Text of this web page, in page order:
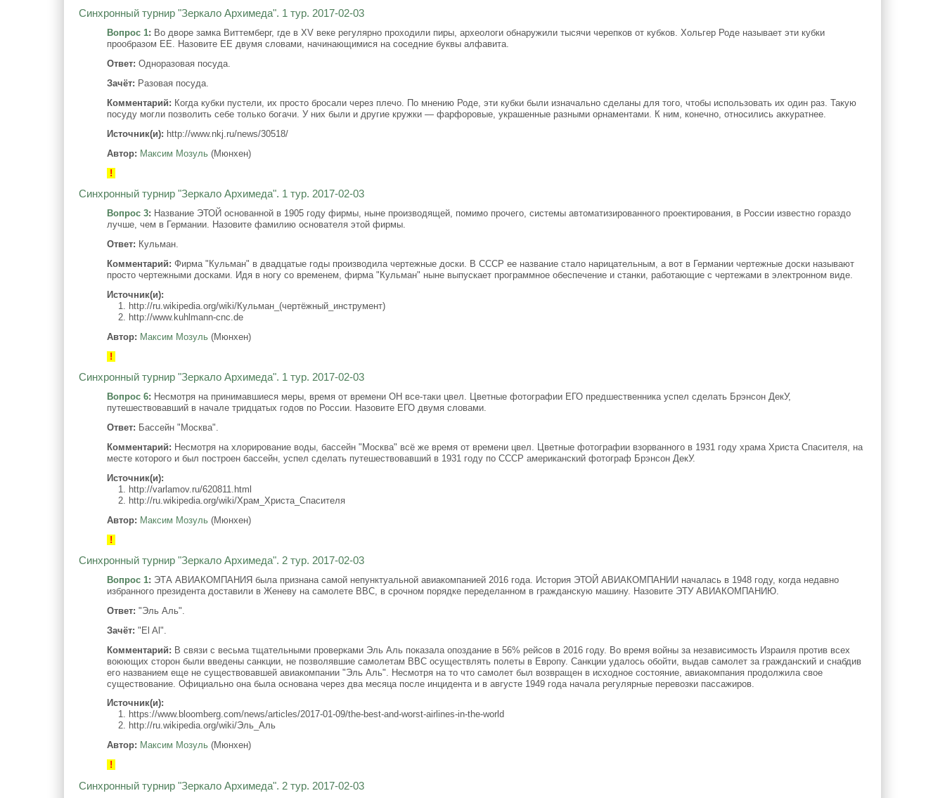
Синхронный турнир "Зеркало Архимеда". 1 тур. 2017-02-03
Вопрос 1: Во дворе замка Виттемберг, где в XV веке регулярно проходили пиры, археологи обнаружили тысячи черепков от кубков. Хольгер Роде называет эти кубки
прообразом ЕЕ. Назовите ЕЕ двумя словами, начинающимися на соседние буквы алфавита.
Ответ: Одноразовая посуда.
Зачёт: Разовая посуда.
Комментарий: Когда кубки пустели, их просто бросали через плечо. По мнению Роде, эти кубки были изначально сделаны для того, чтобы использовать их один раз. Такую
посуду могли позволить себе только богачи. У них были и другие кружки — фарфоровые, украшенные разными орнаментами. К ним, конечно, относились аккуратнее.
Источник(и): http://www.nkj.ru/news/30518/
Автор: Максим Мозуль (Мюнхен)
!
Синхронный турнир "Зеркало Архимеда". 1 тур. 2017-02-03
Вопрос 3: Название ЭТОЙ основанной в 1905 году фирмы, ныне производящей, помимо прочего, системы автоматизированного проектирования, в России известно гораздо
лучше, чем в Германии. Назовите фамилию основателя этой фирмы.
Ответ: Кульман.
Комментарий: Фирма "Кульман" в двадцатые годы производила чертежные доски. В СССР ее название стало нарицательным, а вот в Германии чертежные доски называют
просто чертежными досками. Идя в ногу со временем, фирма "Кульман" ныне выпускает программное обеспечение и станки, работающие с чертежами в электронном виде.
Источник(и):
1. http://ru.wikipedia.org/wiki/Кульман_(чертёжный_инструмент)
2. http://www.kuhlmann-cnc.de
Автор: Максим Мозуль (Мюнхен)
!
Синхронный турнир "Зеркало Архимеда". 1 тур. 2017-02-03
Вопрос 6: Несмотря на принимавшиеся меры, время от времени ОН все-таки цвел. Цветные фотографии ЕГО предшественника успел сделать Брэнсон ДекУ,
путешествовавший в начале тридцатых годов по России. Назовите ЕГО двумя словами.
Ответ: Бассейн "Москва".
Комментарий: Несмотря на хлорирование воды, бассейн "Москва" всё же время от времени цвел. Цветные фотографии взорванного в 1931 году храма Христа Спасителя, на
месте которого и был построен бассейн, успел сделать путешествовавший в 1931 году по СССР американский фотограф Брэнсон ДекУ.
Источник(и):
1. http://varlamov.ru/620811.html
2. http://ru.wikipedia.org/wiki/Храм_Христа_Спасителя
Автор: Максим Мозуль (Мюнхен)
!
Синхронный турнир "Зеркало Архимеда". 2 тур. 2017-02-03
Вопрос 1: ЭТА АВИАКОМПАНИЯ была признана самой непунктуальной авиакомпанией 2016 года. История ЭТОЙ АВИАКОМПАНИИ началась в 1948 году, когда недавно
избранного президента доставили в Женеву на самолете ВВС, в срочном порядке переделанном в гражданскую машину. Назовите ЭТУ АВИАКОМПАНИЮ.
Ответ: "Эль Аль".
Зачёт: "El Al".
Комментарий: В связи с весьма тщательными проверками Эль Аль показала опоздание в 56% рейсов в 2016 году. Во время войны за независимость Израиля против всех
воюющих сторон были введены санкции, не позволявшие самолетам ВВС осуществлять полеты в Европу. Санкции удалось обойти, выдав самолет за гражданский и снабдив
его названием еще не существовавшей авиакомпании "Эль Аль". Несмотря на то что самолет был возвращен в исходное состояние, авиакомпания продолжила свое
существование. Официально она была основана через два месяца после инцидента и в августе 1949 года начала регулярные перевозки пассажиров.
Источник(и):
1. https://www.bloomberg.com/news/articles/2017-01-09/the-best-and-worst-airlines-in-the-world
2. http://ru.wikipedia.org/wiki/Эль_Аль
Автор: Максим Мозуль (Мюнхен)
!
Синхронный турнир "Зеркало Архимеда". 2 тур. 2017-02-03